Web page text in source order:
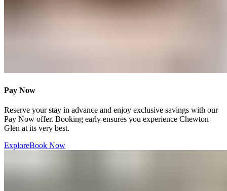
Pay Now​​​​‌ ‍ ​‍​‍‌‍ ‌ ​‍‌‍‍‌‌‍‌ ‌‍‍‌‌‍ ‍​‍​‍​ ‍‍​‍​‍‌ ​ ‌‍​‌‌‍ ‍‌‍‍‌‌ ‌​‌ ‍‌​‍ ‍‌‍‍‌‌‍ ​‍​‍​‍ ​​‍​‍‌‍‍​‌ ​‍‌‍‌‌‌‍‌‍​‍​‍​ ‍‍​‍​‍‌‍‍​‌ ‌​‌ ‌​‌ ​​‌ ​ ​ ‍‍​‍ ​‍ ‌‍ ​​‍ ‌‌‍​‌‌‍ ‍‌‍‌​​‍ ‌‌ ​‍​‍ ‌‌‍‍​‌‍ ‌ ‌​‌‍‌‌‌‍ ​‌ ​ ​‍ ‌‌ ​ ‌ ‌​‌ ‌‌‌‍‌​‌‍‍‌‌‍ ​‍ ‍‌ ‌‍‌‍‌‌‌ ​‍‌‍​ ‌‍‌‌‌‍ ​​‍ ‍‌‍​‌‌ ​​‌ ​​​‍ ‌‍‍‌‌‍ ‍‌ ‌​‌‍‌‌‌‍ ‍‌ ‌​​‍ ‌‍‌‌‌‍‌​‌‍‍‌‌ ‌​​‍ ‌‍ ‌‌‍ ‌‍‌​‌‍‌‌​ ‌‌ ​​‌ ​‍‌‍‌‌‌ ​ ‌‍‌‌‌‍ ‍‌ ‌​‌‍​‌‌ ‌​‌‍‍‌‌‍ ‌‍ ‍​ ‍ ‌‍‍‌‌‍‌​​ ‌​ ‍‌​ ​‌​ ‌‍​ ‌‍​ ‍‌‌‍‌​‌‍​‌​ ​​​‍ ‌​ ‌‍‌‍​ ‌‍​ ‌‍​ ​‍ ‌​ ‌​​ ‍‌​ ‌​​ ‌‍​‍ ‌‌‍​‌​ ​‍​ ‌ ​ ‌​​‍ ‌‌‍​‌‌‍​ ‌‍​‍​ ‍‌‌‍​‍​ ​ ‌‍‌‌‌‍​ ​ ​ ‌‍‌​​ ‌ ‌‍​ ​ ‍ ‌ ‌​‌ ‍‌‌ ​​‌‍‌‌​ ‌‌‍‍​‌‍ ‌ ‌​‌‍‌‌‌‍ ​‌‌​ ‌‍‍‌‌ ‌​‌‍‌‌‌‌​​‌‍​‌‌‍‌ ‌‍‌‌​ ‍ ‌ ​​‌‍​‌‌ ‌​‌‍‍​​ ‌‌ ​​‌‍​‌‌‍‌ ‌‍‌‌‌​​‍‌ ‌‌‌‍‍‌‌‍ ​‌‍‌​‌‍‌‌‌ ​‍​‍‌‌​ ‌‌‌​​‍‌‌ ‌‍‍ ‌‍‌‌‌ ‍‌​‍‌‌​ ​ ‌​‌​​‍‌‌​ ​ ‌​‌​​‍‌‌​ ​‍​ ​‍​ ‍​​ ​ ​ ‍​​ ‌ ​ ‍​​ ​‌​ ‌‍‌‍​ ‌‍‌‌​ ‌​​ ​‍‌‍​‌​‍‌‌​ ​‍​ ​‍​‍‌‌​ ‌‌‌​‌​​‍ ‍‌‍​ ‌‍ ‌‍ ‍‌ ‌​‌‍‌‌‌‍ ‍‌ ‌​​‍‌‌​ ‌‌‌​​‍‌‌ ‌‍‍ ‌‍‌‌‌ ‍‌​‍‌‌​ ​ ‌​‌​​‍‌‌​ ​ ‌​‌​​‍‌‌​ ​‍​ ​‍​ ‍​​ ​‌​ ​‌​ ‌‌‌‍‌‌​ ​‍​ ‍‌​ ‍‌​ ‌‍​ ​​​ ​‍​ ​​​‍‌‌​ ​‍​ ​‍​‍‌‌​ ‌‌‌​‌​​‍ ‍‌ ‌​‌‍‍‌‌ ‌​‌‍ ​‌‍‌‌​ ‌‍​‍‌‍​‌‌ ​ ‌‍‌‌‌‌‌‌‌ ​‍‌‍ ​​ ‌‌‍‍​‌ ‌​‌ ‌​‌ ​​‌ ​ ​‍‌‌​ ​ ‌​​‌​‍‌‌​ ​‍‌​‌‍​‍‌‌​ ​‍‌​‌‍‌‍ ​​‍ ‌‌‍​‌‌‍ ‍‌‍‌​​‍ ‌‌ ​‍​‍ ‌‌‍‍​‌‍ ‌ ‌​‌‍‌‌‌‍ ​‌ ​ ​‍ ‌‌ ​ ‌ ‌​‌ ‌‌‌‍‌​‌‍‍‌‌‍ ​‍ ‍‌ ‌‍‌‍‌‌‌ ​‍‌‍​ ‌‍‌‌‌‍ ​​‍ ‍‌‍​‌‌ ​​‌ ​​​‍‌‍‌‍‍‌‌‍‌​​ ‌​ ‍‌​ ​‌​ ‌‍​ ‌‍​ ‍‌‌‍‌​‌‍​‌​ ​​​‍ ‌​ ‌‍‌‍​ ‌‍​ ‌‍​ ​‍ ‌​ ‌​​ ‍‌​ ‌​​ ‌‍​‍ ‌‌‍​‌​ ​‍​ ‌ ​ ‌​​‍ ‌‌‍​‌‌‍​ ‌‍​‍​ ‍‌‌‍​‍​ ​ ‌‍‌‌‌‍​ ​ ​ ‌‍‌​​ ‌ ‌‍​ ​‍‌‍‌ ‌​‌ ‍‌‌ ​​‌‍‌‌​ ‌‌‍‍​‌‍ ‌ ‌​‌‍‌‌‌‍ ​‌‌​ ‌‍‍‌‌ ‌​‌‍‌‌‌‌​​‌‍​‌‌‍‌ ‌‍‌‌​‍‌‍‌ ​​‌‍​‌‌ ‌​‌‍‍​​ ‌‌ ​​‌‍​‌‌‍‌ ‌‍‌‌‌​​‍‌ ‌‌‌‍‍‌‌‍ ​‌‍‌​‌‍‌‌‌ ​‍​‍‌‌​ ‌‌‌​​‍‌‌ ‌‍‍ ‌‍‌‌‌ ‍‌​‍‌‌​ ​ ‌​‌​​‍‌‌​ ​ ‌​‌​​‍‌‌​ ​‍​ ​‍​ ‍​​ ​ ​ ‍​​ ‌ ​ ‍​​ ​‌​ ‌‍‌‍​ ‌‍‌‌​ ‌​​ ​‍‌‍​‌​‍‌‌​ ​‍​ ​‍​‍‌‌​ ‌‌‌​‌​​‍ ‍‌‍​ ‌‍ ‌‍ ‍‌ ‌​‌‍‌‌‌‍ ‍‌ ‌​​‍‌‌​ ‌‌‌​​‍‌‌ ‌‍‍ ‌‍‌‌‌ ‍‌​‍‌‌​ ​ ‌​‌​​‍‌‌​ ​ ‌​‌​​‍‌‌​ ​‍​ ​‍​ ‍​​ ​‌​ ​‌​ ‌‌‌‍‌‌​ ​‍​ ‍‌​ ‍‌​ ‌‍​ ​​​ ​‍​ ​​​‍‌‌​ ​‍​ ​‍​‍‌‌​ ‌‌‌​‌​​‍ ‍‌ ‌​‌‍‍‌‌ ‌​‌‍ ​‌‍‌‌​‍‌‍‌ ​​‌‍‌‌‌ ​‍‌ ​ ‌ ​​‌‍‌‌‌‍​ ‌ ‌​‌‍‍‌‌ ‌‍‌‍‌‌​ ‌‌ ​​‌ ‌‌‌‍​‍‌‍ ​‌‍‍‌‌ ​ ‌‍‍​‌‍‌‌‌‍‌​​‍​‍‌ ‌
Reserve your stay in advance and enjoy exclusive savings with our
Pay Now offer. Booking early ensures you experience Chewton
Glen at its very best.​​​​‌ ‍ ​‍​‍‌‍ ‌ ​‍‌‍‍‌‌‍‌ ‌‍‍‌‌‍ ‍​‍​‍​ ‍‍​‍​‍‌ ​ ‌‍​‌‌‍ ‍‌‍‍‌‌ ‌​‌ ‍‌​‍ ‍‌‍‍‌‌‍ ​‍​‍​‍ ​​‍​‍‌‍‍​‌ ​‍‌‍‌‌‌‍‌‍​‍​‍​ ‍‍​‍​‍‌‍‍​‌ ‌​‌ ‌​‌ ​​‌ ​ ​ ‍‍​‍ ​‍ ‌‍ ​​‍ ‌‌‍​‌‌‍ ‍‌‍‌​​‍ ‌‌ ​‍​‍ ‌‌‍‍​‌‍ ‌ ‌​‌‍‌‌‌‍ ​‌ ​ ​‍ ‌‌ ​ ‌ ‌​‌ ‌‌‌‍‌​‌‍‍‌‌‍ ​‍ ‍‌ ‌‍‌‍‌‌‌ ​‍‌‍​ ‌‍‌‌‌‍ ​​‍ ‍‌‍​‌‌ ​​‌ ​​​‍ ‌‍‍‌‌‍ ‍‌ ‌​‌‍‌‌‌‍ ‍‌ ‌​​‍ ‌‍‌‌‌‍‌​‌‍‍‌‌ ‌​​‍ ‌‍ ‌‌‍ ‌‍‌​‌‍‌‌​ ‌‌ ​​‌ ​‍‌‍‌‌‌ ​ ‌‍‌‌‌‍ ‍‌ ‌​‌‍​‌‌ ‌​‌‍‍‌‌‍ ‌‍ ‍​ ‍ ‌‍‍‌‌‍‌​​ ‌​ ‍‌​ ​‌​ ‌‍​ ‌‍​ ‍‌‌‍‌​‌‍​‌​ ​​​‍ ‌​ ‌‍‌‍​ ‌‍​ ‌‍​ ​‍ ‌​ ‌​​ ‍‌​ ‌​​ ‌‍​‍ ‌‌‍​‌​ ​‍​ ‌ ​ ‌​​‍ ‌‌‍​‌‌‍​ ‌‍​‍​ ‍‌‌‍​‍​ ​ ‌‍‌‌‌‍​ ​ ​ ‌‍‌​​ ‌ ‌‍​ ​ ‍ ‌ ‌​‌ ‍‌‌ ​​‌‍‌‌​ ‌‌‍‍​‌‍ ‌ ‌​‌‍‌‌‌‍ ​‌‌​ ‌‍‍‌‌ ‌​‌‍‌‌‌‌​​‌‍​‌‌‍‌ ‌‍‌‌​ ‍ ‌ ​​‌‍​‌‌ ‌​‌‍‍​​ ‌‌ ​​‌‍​‌‌‍‌ ‌‍‌‌‌​​‍‌ ‌‌‌‍‍‌‌‍ ​‌‍‌​‌‍‌‌‌ ​‍​‍‌‌​ ‌‌‌​​‍‌‌ ‌‍‍ ‌‍‌‌‌ ‍‌​‍‌‌​ ​ ‌​‌​​‍‌‌​ ​ ‌​‌​​‍‌‌​ ​‍​ ​‍​ ‍​​ ​ ​ ‍​​ ‌ ​ ‍​​ ​‌​ ‌‍‌‍​ ‌‍‌‌​ ‌​​ ​‍‌‍​‌​‍‌‌​ ​‍​ ​‍​‍‌‌​ ‌‌‌​‌​​‍ ‍‌‍​ ‌‍ ‌‍ ‍‌ ‌​‌‍‌‌‌‍ ‍‌ ‌​​‍‌‌​ ‌‌‌​​‍‌‌ ‌‍‍ ‌‍‌‌‌ ‍‌​‍‌‌​ ​ ‌​‌​​‍‌‌​ ​ ‌​‌​​‍‌‌​ ​‍​ ​‍​ ‍​​ ​‌​ ​‌​ ‌‌‌‍‌‌​ ​‍​ ‍‌​ ‍‌​ ‌‍​ ​​​ ​‍​ ​​​‍‌‌​ ​‍​ ​‍​‍‌‌​ ‌‌‌​‌​​‍ ‍‌‍‌‌‌ ‍​‌‍​ ‌‍‌‌‌ ​‍‌ ​​‌ ‌​​ ‌‍​‍‌‍​‌‌ ​ ‌‍‌‌‌‌‌‌‌ ​‍‌‍ ​​ ‌‌‍‍​‌ ‌​‌ ‌​‌ ​​‌ ​ ​‍‌‌​ ​ ‌​​‌​‍‌‌​ ​‍‌​‌‍​‍‌‌​ ​‍‌​‌‍‌‍ ​​‍ ‌‌‍​‌‌‍ ‍‌‍‌​​‍ ‌‌ ​‍​‍ ‌‌‍‍​‌‍ ‌ ‌​‌‍‌‌‌‍ ​‌ ​ ​‍ ‌‌ ​ ‌ ‌​‌ ‌‌‌‍‌​‌‍‍‌‌‍ ​‍ ‍‌ ‌‍‌‍‌‌‌ ​‍‌‍​ ‌‍‌‌‌‍ ​​‍ ‍‌‍​‌‌ ​​‌ ​​​‍‌‍‌‍‍‌‌‍‌​​ ‌​ ‍‌​ ​‌​ ‌‍​ ‌‍​ ‍‌‌‍‌​‌‍​‌​ ​​​‍ ‌​ ‌‍‌‍​ ‌‍​ ‌‍​ ​‍ ‌​ ‌​​ ‍‌​ ‌​​ ‌‍​‍ ‌‌‍​‌​ ​‍​ ‌ ​ ‌​​‍ ‌‌‍​‌‌‍​ ‌‍​‍​ ‍‌‌‍​‍​ ​ ‌‍‌‌‌‍​ ​ ​ ‌‍‌​​ ‌ ‌‍​ ​‍‌‍‌ ‌​‌ ‍‌‌ ​​‌‍‌‌​ ‌‌‍‍​‌‍ ‌ ‌​‌‍‌‌‌‍ ​‌‌​ ‌‍‍‌‌ ‌​‌‍‌‌‌‌​​‌‍​‌‌‍‌ ‌‍‌‌​‍‌‍‌ ​​‌‍​‌‌ ‌​‌‍‍​​ ‌‌ ​​‌‍​‌‌‍‌ ‌‍‌‌‌​​‍‌ ‌‌‌‍‍‌‌‍ ​‌‍‌​‌‍‌‌‌ ​‍​‍‌‌​ ‌‌‌​​‍‌‌ ‌‍‍ ‌‍‌‌‌ ‍‌​‍‌‌​ ​ ‌​‌​​‍‌‌​ ​ ‌​‌​​‍‌‌​ ​‍​ ​‍​ ‍​​ ​ ​ ‍​​ ‌ ​ ‍​​ ​‌​ ‌‍‌‍​ ‌‍‌‌​ ‌​​ ​‍‌‍​‌​‍‌‌​ ​‍​ ​‍​‍‌‌​ ‌‌‌​‌​​‍ ‍‌‍​ ‌‍ ‌‍ ‍‌ ‌​‌‍‌‌‌‍ ‍‌ ‌​​‍‌‌​ ‌‌‌​​‍‌‌ ‌‍‍ ‌‍‌‌‌ ‍‌​‍‌‌​ ​ ‌​‌​​‍‌‌​ ​ ‌​‌​​‍‌‌​ ​‍​ ​‍​ ‍​​ ​‌​ ​‌​ ‌‌‌‍‌‌​ ​‍​ ‍‌​ ‍‌​ ‌‍​ ​​​ ​‍​ ​​​‍‌‌​ ​‍​ ​‍​‍‌‌​ ‌‌‌​‌​​‍ ‍‌‍‌‌‌ ‍​‌‍​ ‌‍‌‌‌ ​‍‌ ​​‌ ‌​​‍‌‍‌ ​​‌‍‌‌‌ ​‍‌ ​ ‌ ​​‌‍‌‌‌‍​ ‌ ‌​‌‍‍‌‌ ‌‍‌‍‌‌​ ‌‌ ​​‌ ‌‌‌‍​‍‌‍ ​‌‍‍‌‌ ​ ‌‍‍​‌‍‌‌‌‍‌​​‍​‍‌ ‌
Explore​​​​‌ ‍ ​‍​‍‌‍ ‌ ​‍‌‍‍‌‌‍‌ ‌‍‍‌‌‍ ‍​‍​‍​ ‍‍​‍​‍‌ ​ ‌‍​‌‌‍ ‍‌‍‍‌‌ ‌​‌ ‍‌​‍ ‍‌‍‍‌‌‍ ​‍​‍​‍ ​​‍​‍‌‍‍​‌ ​‍‌‍‌‌‌‍‌‍​‍​‍​ ‍‍​‍​‍‌‍‍​‌ ‌​‌ ‌​‌ ​​‌ ​ ​ ‍‍​‍ ​‍ ‌‍ ​​‍ ‌‌‍​‌‌‍ ‍‌‍‌​​‍ ‌‌ ​‍​‍ ‌‌‍‍​‌‍ ‌ ‌​‌‍‌‌‌‍ ​‌ ​ ​‍ ‌‌ ​ ‌ ‌​‌ ‌‌‌‍‌​‌‍‍‌‌‍ ​‍ ‍‌ ‌‍‌‍‌‌‌ ​‍‌‍​ ‌‍‌‌‌‍ ​​‍ ‍‌‍​‌‌ ​​‌ ​​​‍ ‌‍‍‌‌‍ ‍‌ ‌​‌‍‌‌‌‍ ‍‌ ‌​​‍ ‌‍‌‌‌‍‌​‌‍‍‌‌ ‌​​‍ ‌‍ ‌‌‍ ‌‍‌​‌‍‌‌​ ‌‌ ​​‌ ​‍‌‍‌‌‌ ​ ‌‍‌‌‌‍ ‍‌ ‌​‌‍​‌‌ ‌​‌‍‍‌‌‍ ‌‍ ‍​ ‍ ‌‍‍‌‌‍‌​​ ‌​ ‍‌​ ​‌​ ‌‍​ ‌‍​ ‍‌‌‍‌​‌‍​‌​ ​​​‍ ‌​ ‌‍‌‍​ ‌‍​ ‌‍​ ​‍ ‌​ ‌​​ ‍‌​ ‌​​ ‌‍​‍ ‌‌‍​‌​ ​‍​ ‌ ​ ‌​​‍ ‌‌‍​‌‌‍​ ‌‍​‍​ ‍‌‌‍​‍​ ​ ‌‍‌‌‌‍​ ​ ​ ‌‍‌​​ ‌ ‌‍​ ​ ‍ ‌ ‌​‌ ‍‌‌ ​​‌‍‌‌​ ‌‌‍‍​‌‍ ‌ ‌​‌‍‌‌‌‍ ​‌‌​ ‌‍‍‌‌ ‌​‌‍‌‌‌‌​​‌‍​‌‌‍‌ ‌‍‌‌​ ‍ ‌ ​​‌‍​‌‌ ‌​‌‍‍​​ ‌‌ ​​‌‍​‌‌‍‌ ‌‍‌‌‌​​‍‌ ‌‌‌‍‍‌‌‍ ​‌‍‌​‌‍‌‌‌ ​‍​‍‌‌​ ‌‌‌​​‍‌‌ ‌‍‍ ‌‍‌‌‌ ‍‌​‍‌‌​ ​ ‌​‌​​‍‌‌​ ​ ‌​‌​​‍‌‌​ ​‍​ ​‍​ ‍​​ ​ ​ ‍​​ ‌ ​ ‍​​ ​‌​ ‌‍‌‍​ ‌‍‌‌​ ‌​​ ​‍‌‍​‌​‍‌‌​ ​‍​ ​‍​‍‌‌​ ‌‌‌​‌​​‍ ‍‌‍​ ‌‍ ‌‍ ‍‌ ‌​‌‍‌‌‌‍ ‍‌ ‌​​‍‌‌​ ‌‌‌​​‍‌‌ ‌‍‍ ‌‍‌‌‌ ‍‌​‍‌‌​ ​ ‌​‌​​‍‌‌​ ​ ‌​‌​​‍‌‌​ ​‍​ ​‍​ ‍​​ ​‌​ ​‌​ ‌‌‌‍‌‌​ ​‍​ ‍‌​ ‍‌​ ‌‍​ ​​​ ​‍​ ​​​‍‌‌​ ​‍​ ​‍​‍‌‌​ ‌‌‌​‌​​‍ ‍‌ ​​‌ ​‍‌‍‍‌‌‍ ‌‌‍​‌‌ ​‍‌ ‍‌‌​​ ‌ ‌​‌‍​‌​‍ ‍‌‍ ​‌‍​‌‌‍​‍‌‍‌‌‌‍ ​​ ‌‍​‍‌‍​‌‌ ​ ‌‍‌‌‌‌‌‌‌ ​‍‌‍ ​​ ‌‌‍‍​‌ ‌​‌ ‌​‌ ​​‌ ​ ​‍‌‌​ ​ ‌​​‌​‍‌‌​ ​‍‌​‌‍​‍‌‌​ ​‍‌​‌‍‌‍ ​​‍ ‌‌‍​‌‌‍ ‍‌‍‌​​‍ ‌‌ ​‍​‍ ‌‌‍‍​‌‍ ‌ ‌​‌‍‌‌‌‍ ​‌ ​ ​‍ ‌‌ ​ ‌ ‌​‌ ‌‌‌‍‌​‌‍‍‌‌‍ ​‍ ‍‌ ‌‍‌‍‌‌‌ ​‍‌‍​ ‌‍‌‌‌‍ ​​‍ ‍‌‍​‌‌ ​​‌ ​​​‍‌‍‌‍‍‌‌‍‌​​ ‌​ ‍‌​ ​‌​ ‌‍​ ‌‍​ ‍‌‌‍‌​‌‍​‌​ ​​​‍ ‌​ ‌‍‌‍​ ‌‍​ ‌‍​ ​‍ ‌​ ‌​​ ‍‌​ ‌​​ ‌‍​‍ ‌‌‍​‌​ ​‍​ ‌ ​ ‌​​‍ ‌‌‍​‌‌‍​ ‌‍​‍​ ‍‌‌‍​‍​ ​ ‌‍‌‌‌‍​ ​ ​ ‌‍‌​​ ‌ ‌‍​ ​‍‌‍‌ ‌​‌ ‍‌‌ ​​‌‍‌‌​ ‌‌‍‍​‌‍ ‌ ‌​‌‍‌‌‌‍ ​‌‌​ ‌‍‍‌‌ ‌​‌‍‌‌‌‌​​‌‍​‌‌‍‌ ‌‍‌‌​‍‌‍‌ ​​‌‍​‌‌ ‌​‌‍‍​​ ‌‌ ​​‌‍​‌‌‍‌ ‌‍‌‌‌​​‍‌ ‌‌‌‍‍‌‌‍ ​‌‍‌​‌‍‌‌‌ ​‍​‍‌‌​ ‌‌‌​​‍‌‌ ‌‍‍ ‌‍‌‌‌ ‍‌​‍‌‌​ ​ ‌​‌​​‍‌‌​ ​ ‌​‌​​‍‌‌​ ​‍​ ​‍​ ‍​​ ​ ​ ‍​​ ‌ ​ ‍​​ ​‌​ ‌‍‌‍​ ‌‍‌‌​ ‌​​ ​‍‌‍​‌​‍‌‌​ ​‍​ ​‍​‍‌‌​ ‌‌‌​‌​​‍ ‍‌‍​ ‌‍ ‌‍ ‍‌ ‌​‌‍‌‌‌‍ ‍‌ ‌​​‍‌‌​ ‌‌‌​​‍‌‌ ‌‍‍ ‌‍‌‌‌ ‍‌​‍‌‌​ ​ ‌​‌​​‍‌‌​ ​ ‌​‌​​‍‌‌​ ​‍​ ​‍​ ‍​​ ​‌​ ​‌​ ‌‌‌‍‌‌​ ​‍​ ‍‌​ ‍‌​ ‌‍​ ​​​ ​‍​ ​​​‍‌‌​ ​‍​ ​‍​‍‌‌​ ‌‌‌​‌​​‍ ‍‌ ​​‌ ​‍‌‍‍‌‌‍ ‌‌‍​‌‌ ​‍‌ ‍‌‌​​ ‌ ‌​‌‍​‌​‍ ‍‌‍ ​‌‍​‌‌‍​‍‌‍‌‌‌‍ ​​‍‌‍‌ ​​‌‍‌‌‌ ​‍‌ ​ ‌ ​​‌‍‌‌‌‍​ ‌ ‌​‌‍‍‌‌ ‌‍‌‍‌‌​ ‌‌ ​​‌ ‌‌‌‍​‍‌‍ ​‌‍‍‌‌ ​ ‌‍‍​‌‍‌‌‌‍‌​​‍​‍‌ ‌Book Now​​​​‌ ‍ ​‍​‍‌‍ ‌ ​‍‌‍‍‌‌‍‌ ‌‍‍‌‌‍ ‍​‍​‍​ ‍‍​‍​‍‌ ​ ‌‍​‌‌‍ ‍‌‍‍‌‌ ‌​‌ ‍‌​‍ ‍‌‍‍‌‌‍ ​‍​‍​‍ ​​‍​‍‌‍‍​‌ ​‍‌‍‌‌‌‍‌‍​‍​‍​ ‍‍​‍​‍‌‍‍​‌ ‌​‌ ‌​‌ ​​‌ ​ ​ ‍‍​‍ ​‍ ‌‍ ​​‍ ‌‌‍​‌‌‍ ‍‌‍‌​​‍ ‌‌ ​‍​‍ ‌‌‍‍​‌‍ ‌ ‌​‌‍‌‌‌‍ ​‌ ​ ​‍ ‌‌ ​ ‌ ‌​‌ ‌‌‌‍‌​‌‍‍‌‌‍ ​‍ ‍‌ ‌‍‌‍‌‌‌ ​‍‌‍​ ‌‍‌‌‌‍ ​​‍ ‍‌‍​‌‌ ​​‌ ​​​‍ ‌‍‍‌‌‍ ‍‌ ‌​‌‍‌‌‌‍ ‍‌ ‌​​‍ ‌‍‌‌‌‍‌​‌‍‍‌‌ ‌​​‍ ‌‍ ‌‌‍ ‌‍‌​‌‍‌‌​ ‌‌ ​​‌ ​‍‌‍‌‌‌ ​ ‌‍‌‌‌‍ ‍‌ ‌​‌‍​‌‌ ‌​‌‍‍‌‌‍ ‌‍ ‍​ ‍ ‌‍‍‌‌‍‌​​ ‌​ ‍‌​ ​‌​ ‌‍​ ‌‍​ ‍‌‌‍‌​‌‍​‌​ ​​​‍ ‌​ ‌‍‌‍​ ‌‍​ ‌‍​ ​‍ ‌​ ‌​​ ‍‌​ ‌​​ ‌‍​‍ ‌‌‍​‌​ ​‍​ ‌ ​ ‌​​‍ ‌‌‍​‌‌‍​ ‌‍​‍​ ‍‌‌‍​‍​ ​ ‌‍‌‌‌‍​ ​ ​ ‌‍‌​​ ‌ ‌‍​ ​ ‍ ‌ ‌​‌ ‍‌‌ ​​‌‍‌‌​ ‌‌‍‍​‌‍ ‌ ‌​‌‍‌‌‌‍ ​‌‌​ ‌‍‍‌‌ ‌​‌‍‌‌‌‌​​‌‍​‌‌‍‌ ‌‍‌‌​ ‍ ‌ ​​‌‍​‌‌ ‌​‌‍‍​​ ‌‌ ​​‌‍​‌‌‍‌ ‌‍‌‌‌​​‍‌ ‌‌‌‍‍‌‌‍ ​‌‍‌​‌‍‌‌‌ ​‍​‍‌‌​ ‌‌‌​​‍‌‌ ‌‍‍ ‌‍‌‌‌ ‍‌​‍‌‌​ ​ ‌​‌​​‍‌‌​ ​ ‌​‌​​‍‌‌​ ​‍​ ​‍​ ‍​​ ​ ​ ‍​​ ‌ ​ ‍​​ ​‌​ ‌‍‌‍​ ‌‍‌‌​ ‌​​ ​‍‌‍​‌​‍‌‌​ ​‍​ ​‍​‍‌‌​ ‌‌‌​‌​​‍ ‍‌‍​ ‌‍ ‌‍ ‍‌ ‌​‌‍‌‌‌‍ ‍‌ ‌​​‍‌‌​ ‌‌‌​​‍‌‌ ‌‍‍ ‌‍‌‌‌ ‍‌​‍‌‌​ ​ ‌​‌​​‍‌‌​ ​ ‌​‌​​‍‌‌​ ​‍​ ​‍​ ‍​​ ​‌​ ​‌​ ‌‌‌‍‌‌​ ​‍​ ‍‌​ ‍‌​ ‌‍​ ​​​ ​‍​ ​​​‍‌‌​ ​‍​ ​‍​‍‌‌​ ‌‌‌​‌​​‍ ‍‌ ​ ‌‍‌‌‌‍​ ‌‍ ‌‍ ‍‌‍‌​‌‍​‌‌ ​‍‌ ‍‌‌​​ ‌ ‌​‌‍​‌​‍ ‍‌‍ ​‌‍​‌‌‍​‍‌‍‌‌‌‍ ​​ ‌‍​‍‌‍​‌‌ ​ ‌‍‌‌‌‌‌‌‌ ​‍‌‍ ​​ ‌‌‍‍​‌ ‌​‌ ‌​‌ ​​‌ ​ ​‍‌‌​ ​ ‌​​‌​‍‌‌​ ​‍‌​‌‍​‍‌‌​ ​‍‌​‌‍‌‍ ​​‍ ‌‌‍​‌‌‍ ‍‌‍‌​​‍ ‌‌ ​‍​‍ ‌‌‍‍​‌‍ ‌ ‌​‌‍‌‌‌‍ ​‌ ​ ​‍ ‌‌ ​ ‌ ‌​‌ ‌‌‌‍‌​‌‍‍‌‌‍ ​‍ ‍‌ ‌‍‌‍‌‌‌ ​‍‌‍​ ‌‍‌‌‌‍ ​​‍ ‍‌‍​‌‌ ​​‌ ​​​‍‌‍‌‍‍‌‌‍‌​​ ‌​ ‍‌​ ​‌​ ‌‍​ ‌‍​ ‍‌‌‍‌​‌‍​‌​ ​​​‍ ‌​ ‌‍‌‍​ ‌‍​ ‌‍​ ​‍ ‌​ ‌​​ ‍‌​ ‌​​ ‌‍​‍ ‌‌‍​‌​ ​‍​ ‌ ​ ‌​​‍ ‌‌‍​‌‌‍​ ‌‍​‍​ ‍‌‌‍​‍​ ​ ‌‍‌‌‌‍​ ​ ​ ‌‍‌​​ ‌ ‌‍​ ​‍‌‍‌ ‌​‌ ‍‌‌ ​​‌‍‌‌​ ‌‌‍‍​‌‍ ‌ ‌​‌‍‌‌‌‍ ​‌‌​ ‌‍‍‌‌ ‌​‌‍‌‌‌‌​​‌‍​‌‌‍‌ ‌‍‌‌​‍‌‍‌ ​​‌‍​‌‌ ‌​‌‍‍​​ ‌‌ ​​‌‍​‌‌‍‌ ‌‍‌‌‌​​‍‌ ‌‌‌‍‍‌‌‍ ​‌‍‌​‌‍‌‌‌ ​‍​‍‌‌​ ‌‌‌​​‍‌‌ ‌‍‍ ‌‍‌‌‌ ‍‌​‍‌‌​ ​ ‌​‌​​‍‌‌​ ​ ‌​‌​​‍‌‌​ ​‍​ ​‍​ ‍​​ ​ ​ ‍​​ ‌ ​ ‍​​ ​‌​ ‌‍‌‍​ ‌‍‌‌​ ‌​​ ​‍‌‍​‌​‍‌‌​ ​‍​ ​‍​‍‌‌​ ‌‌‌​‌​​‍ ‍‌‍​ ‌‍ ‌‍ ‍‌ ‌​‌‍‌‌‌‍ ‍‌ ‌​​‍‌‌​ ‌‌‌​​‍‌‌ ‌‍‍ ‌‍‌‌‌ ‍‌​‍‌‌​ ​ ‌​‌​​‍‌‌​ ​ ‌​‌​​‍‌‌​ ​‍​ ​‍​ ‍​​ ​‌​ ​‌​ ‌‌‌‍‌‌​ ​‍​ ‍‌​ ‍‌​ ‌‍​ ​​​ ​‍​ ​​​‍‌‌​ ​‍​ ​‍​‍‌‌​ ‌‌‌​‌​​‍ ‍‌ ​ ‌‍‌‌‌‍​ ‌‍ ‌‍ ‍‌‍‌​‌‍​‌‌ ​‍‌ ‍‌‌​​ ‌ ‌​‌‍​‌​‍ ‍‌‍ ​‌‍​‌‌‍​‍‌‍‌‌‌‍ ​​‍‌‍‌ ​​‌‍‌‌‌ ​‍‌ ​ ‌ ​​‌‍‌‌‌‍​ ‌ ‌​‌‍‍‌‌ ‌‍‌‍‌‌​ ‌‌ ​​‌ ‌‌‌‍​‍‌‍ ​‌‍‍‌‌ ​ ‌‍‍​‌‍‌‌‌‍‌​​‍​‍‌ ‌